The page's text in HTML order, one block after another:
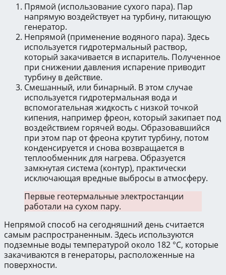
Прямой (использование сухого пара). Пар
напрямую воздействует на турбину, питающую
генератор.
Непрямой (применение водяного пара). Здесь
используется гидротермальный раствор,
который закачивается в испаритель. Полученное
при снижении давления испарение приводит
турбину в действие.
Смешанный, или бинарный. В этом случае
используется гидротермальная вода и
вспомогательная жидкость с низкой точкой
кипения, например фреон, который закипает под
воздействием горячей воды. Образовавшийся
при этом пар от фреона крутит турбину, потом
конденсируется и снова возвращается в
теплообменник для нагрева. Образуется
замкнутая система (контур), практически
исключающая вредные выбросы в атмосферу.
Первые геотермальные электростанции
работали на сухом пару.
Непрямой способ на сегодняшний день считается
самым распространенным. Здесь используются
подземные воды температурой около 182 °С, которые
закачиваются в генераторы, расположенные на
поверхности.